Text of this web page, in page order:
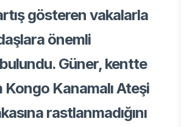
gösteren vakalarla
önemli
Güner, kentte
Kongo Kanamalı Ateşi
rastlanmadığını